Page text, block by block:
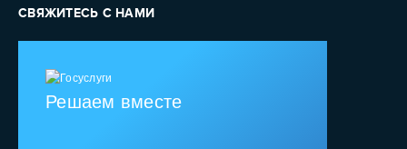
СВЯЖИТЕСЬ С НАМИ
Решаем вместе